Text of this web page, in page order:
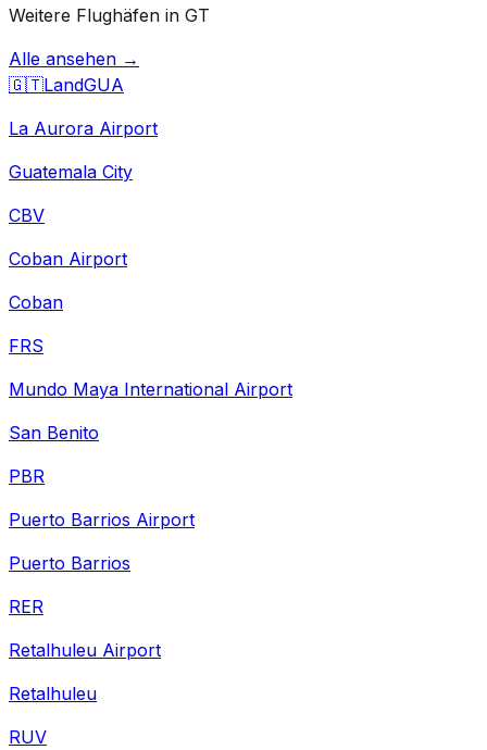
Weitere Flughäfen in GT
Alle ansehen →
🇬🇹LandGUA
La Aurora Airport
Guatemala City
CBV
Coban Airport
Coban
FRS
Mundo Maya International Airport
San Benito
PBR
Puerto Barrios Airport
Puerto Barrios
RER
Retalhuleu Airport
Retalhuleu
RUV